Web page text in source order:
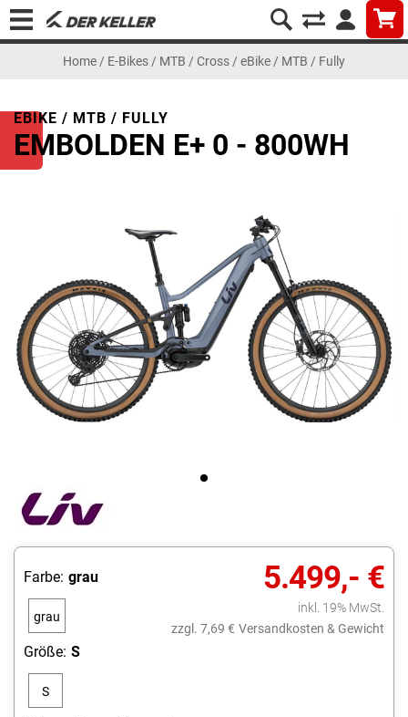
Home / E-Bikes / MTB / Cross / eBike / MTB / Fully
EBIKE / MTB / FULLY
EMBOLDEN E+ 0 - 800WH
5.499,- €
inkl. 19% MwSt.
zzgl. 7,69 € Versandkosten & Gewicht
Farbe: grau
grau
Größe: S
S